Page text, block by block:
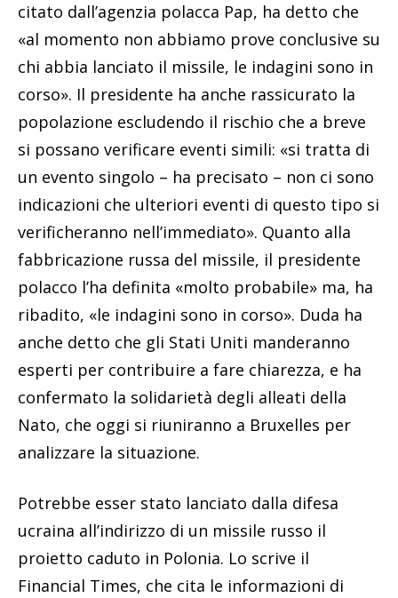
citato dall’agenzia polacca Pap, ha detto che
«al momento non abbiamo prove conclusive su
chi abbia lanciato il missile, le indagini sono in
corso». Il presidente ha anche rassicurato la
popolazione escludendo il rischio che a breve
si possano verificare eventi simili: «si tratta di
un evento singolo – ha precisato – non ci sono
indicazioni che ulteriori eventi di questo tipo si
verificheranno nell’immediato». Quanto alla
fabbricazione russa del missile, il presidente
polacco l’ha definita «molto probabile» ma, ha
ribadito, «le indagini sono in corso». Duda ha
anche detto che gli Stati Uniti manderanno
esperti per contribuire a fare chiarezza, e ha
confermato la solidarietà degli alleati della
Nato, che oggi si riuniranno a Bruxelles per
analizzare la situazione.
Potrebbe esser stato lanciato dalla difesa
ucraina all’indirizzo di un missile russo il
proietto caduto in Polonia. Lo scrive il
Financial Times, che cita le informazioni di